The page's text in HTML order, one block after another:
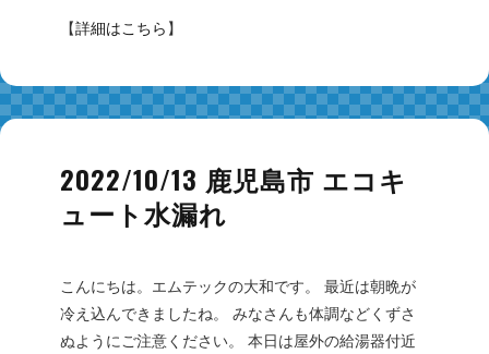
【詳細はこちら 】
2022/10/13 鹿児島市 エコキ
ュート水漏れ
こんにちは。エムテックの大和です。 最近は朝晩が
冷え込んできましたね。 みなさんも体調などくずさ
ぬようにご注意ください。 本日は屋外の給湯器付近